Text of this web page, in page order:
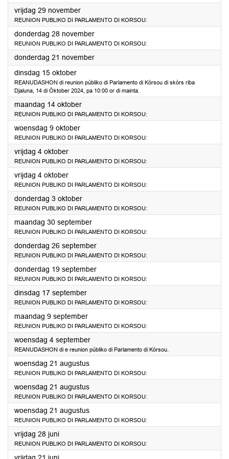
vrijdag 29 november2024
REUNION PUBLIKO DI PARLAMENTO DI KORSOU:
donderdag 28 november2024
REUNION PUBLIKO DI PARLAMENTO DI KORSOU:
donderdag 21 november2024
dinsdag 15 oktober2024
REANUDASHON di reunion públiko di Parlamento di Kòrsou di skòrs riba
Djaluna, 14 di Òktober 2024, pa 10:00 or di mainta.
maandag 14 oktober2024
REUNION PUBLIKO DI PARLAMENTO DI KORSOU:
woensdag 9 oktober2024
REUNION PUBLIKO DI PARLAMENTO DI KORSOU:
vrijdag 4 oktober2024
REUNION PUBLIKO DI PARLAMENTO DI KORSOU:
vrijdag 4 oktober2024
REUNION PUBLIKO DI PARLAMENTO DI KORSOU:
donderdag 3 oktober2024
REUNION PUBLIKO DI PARLAMENTO DI KORSOU:
maandag 30 september2024
REUNION PUBLIKO DI PARLAMENTO DI KORSOU:
donderdag 26 september2024
REUNION PUBLIKO DI PARLAMENTO DI KORSOU:
donderdag 19 september2024
REUNION PUBLIKO DI PARLAMENTO DI KORSOU:
dinsdag 17 september2024
REUNION PUBLIKO DI PARLAMENTO DI KORSOU:
maandag 9 september2024
REUNION PUBLIKO DI PARLAMENTO DI KORSOU:
woensdag 4 september2024
REANUDASHON di e reunion públiko di Parlamento di Kòrsou.
woensdag 21 augustus2024
REUNION PUBLIKO DI PARLAMENTO DI KORSOU:
woensdag 21 augustus2024
REUNION PUBLIKO DI PARLAMENTO DI KORSOU:
woensdag 21 augustus2024
REUNION PUBLIKO DI PARLAMENTO DI KORSOU:
vrijdag 28 juni2024
REUNION PUBLIKO DI PARLAMENTO DI KORSOU:
2024